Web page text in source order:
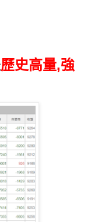
歷史高量,強